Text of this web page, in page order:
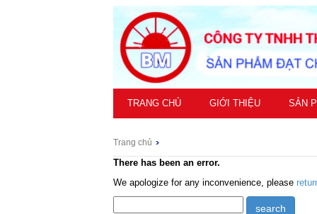
TRANG CHỦ GIỚI THIỆU SẢN
Trang chủ
There has been an error.
We apologize for any inconvenience, please